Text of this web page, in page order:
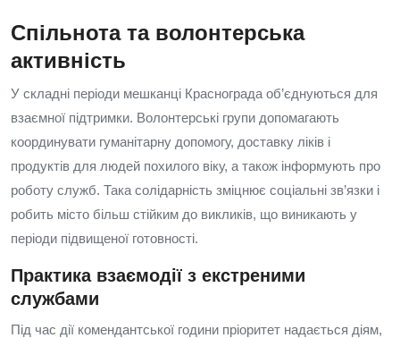
Спільнота та волонтерська
активність
У складні періоди мешканці Краснограда об’єднуються для
взаємної підтримки. Волонтерські групи допомагають
координувати гуманітарну допомогу, доставку ліків і
продуктів для людей похилого віку, а також інформують про
роботу служб. Така солідарність зміцнює соціальні зв’язки і
робить місто більш стійким до викликів, що виникають у
періоди підвищеної готовності.
Практика взаємодії з екстреними
службами
Під час дії комендантської години пріоритет надається діям,